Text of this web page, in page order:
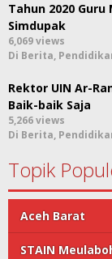
Tahun 2020
Simdupak
6,069 views
Di Berita,
Rektor UIN Ar-
Baik-baik Saja
5,266 views
Di Berita,
Topik
Aceh Barat
STAIN